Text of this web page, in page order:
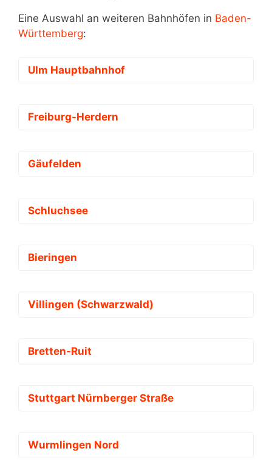
Eine Auswahl an weiteren Bahnhöfen in Baden-
Württemberg:
Ulm Hauptbahnhof
Freiburg-Herdern
Gäufelden
Schluchsee
Bieringen
Villingen (Schwarzwald)
Bretten-Ruit
Stuttgart Nürnberger Straße
Wurmlingen Nord